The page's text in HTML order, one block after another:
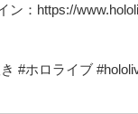
ン：https://
#ホロライブ